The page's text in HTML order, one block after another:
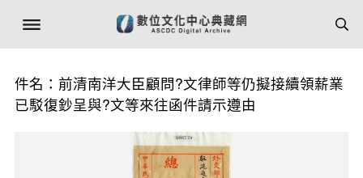
件名：前清南洋大臣顧問?文律師等仍擬接續領薪業
已駁復鈔呈與?文等來往函件請示遵由